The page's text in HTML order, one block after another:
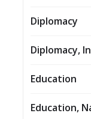
Diplomacy
Diplomacy,
Education
Education,